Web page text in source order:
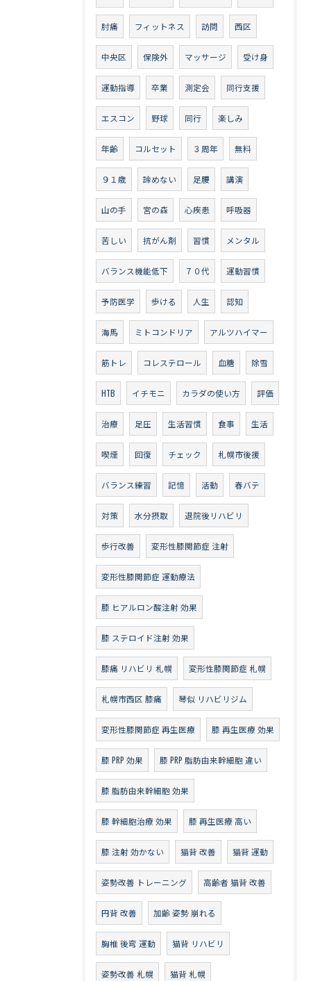
肘痛 フィットネス 訪問 西区
中央区 保険外 マッサージ 受け身
運動指導 卒業 測定会 同行支援
エスコン 野球 同行 楽しみ
年齢 コルセット ３周年 無料
９１歳 諦めない 足腰 講演
山の手 宮の森 心疾患 呼吸器
苦しい 抗がん剤 習慣 メンタル
バランス機能低下 ７０代 運動習慣
予防医学 歩ける 人生 認知
海馬 ミトコンドリア アルツハイマー
筋トレ コレステロール 血糖 除雪
HTB イチモニ カラダの使い方 評価
治療 足圧 生活習慣 食事 生活
喫煙 回復 チェック 札幌市後援
バランス練習 記憶 活動 春バテ
対策 水分摂取 退院後リハビリ
歩行改善 変形性膝関節症 注射
変形性膝関節症 運動療法
膝 ヒアルロン酸注射 効果
膝 ステロイド注射 効果
膝痛 リハビリ 札幌 変形性膝関節症 札幌
札幌市西区 膝痛 琴似 リハビリジム
変形性膝関節症 再生医療 膝 再生医療 効果
膝 PRP 効果 膝 PRP 脂肪由来幹細胞 違い
膝 脂肪由来幹細胞 効果
膝 幹細胞治療 効果 膝 再生医療 高い
膝 注射 効かない 猫背 改善 猫背 運動
姿勢改善 トレーニング 高齢者 猫背 改善
円背 改善 加齢 姿勢 崩れる
胸椎 後弯 運動 猫背 リハビリ
姿勢改善 札幌 猫背 札幌